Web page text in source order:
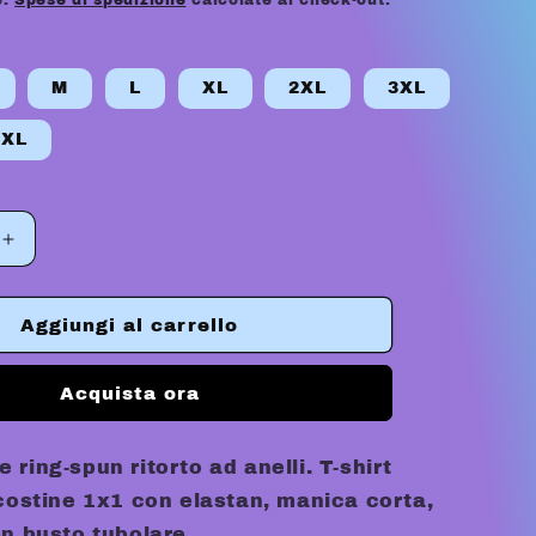
g
e
o
g
r
a
f
a
M L XL 2XL 3XL
Aumenta
quantità
per
MARPHILL
TEE
Aggiungi al carrello
Acquista ora
ring-spun ritorto ad anelli. T-shirt
1x1 con elastan, manica corta,